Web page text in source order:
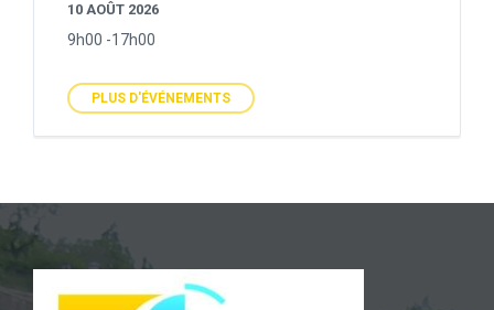
10 AOÛT 2026
9h00 -17h00
PLUS D'ÉVÉNEMENTS